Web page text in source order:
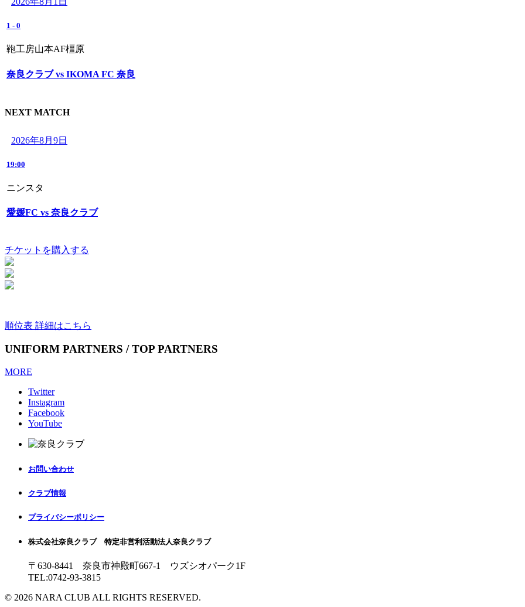
1 - 0
鞄工房山本AF橿原
奈良クラブ vs IKOMA FC 奈良
NEXT MATCH
2026年8月9日
19:00
ニンスタ
愛媛FC vs 奈良クラブ
チケットを購入する
順位表 詳細はこちら
UNIFORM PARTNERS / TOP PARTNERS
MORE
Twitter
Instagram
Facebook
YouTube
お問い合わせ
クラブ情報
プライバシーポリシー
株式会社奈良クラブ 特定非営利活動法人奈良クラブ
〒630-8441 奈良市神殿町667-1
ウズシオパーク1F
TEL:0742-93-3815
© 2026 NARA CLUB ALL RIGHTS RESERVED.